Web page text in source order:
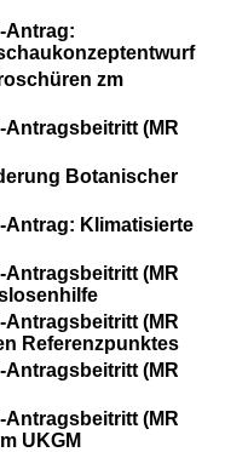
Antrag:
zm
Antragsbeitritt (MR
Botanischer
Antrag: Klimatisierte
Antragsbeitritt (MR
Antragsbeitritt (MR
Referenzpunktes
Antragsbeitritt (MR
Antragsbeitritt (MR
UKGM